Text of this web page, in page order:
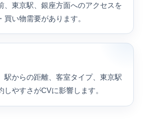
、東京駅、銀座方面へのアクセスを
買い物需要があります。
駅からの距離、客室タイプ、東京駅
しやすさがCVに影響します。